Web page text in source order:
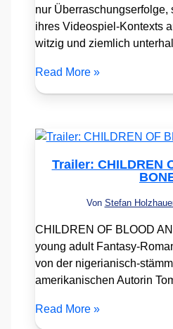
nur Überraschungserfolge,
ihres Videospiel-Kontexts
witzig und ziemlich
Read More »
Trailer: CHILDREN
Von Stefan
CHILDREN OF BLOOD
young adult Fantasy-
von der nigerianisch-
amerikanischen Autorin
Read More »